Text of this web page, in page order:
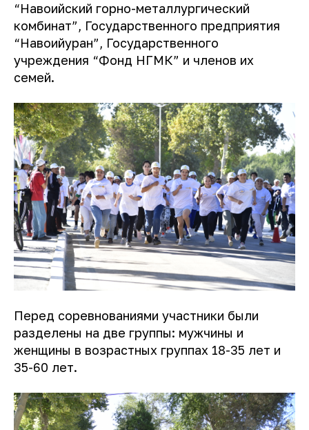
“Навоийский горно-металлургический
комбинат”, Государственного предприятия
“Навоийуран”, Государственного
учреждения “Фонд НГМК” и членов их
семей.
Перед соревнованиями участники были
разделены на две группы: мужчины и
женщины в возрастных группах 18-35 лет и
35-60 лет.